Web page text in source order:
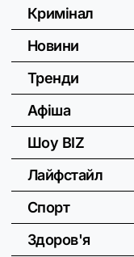
Кримінал
Новини
Тренди
Афіша
Шоу BIZ
Лайфстайл
Спорт
Здоров'я